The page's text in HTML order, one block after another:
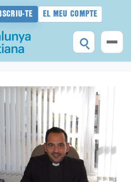
TE EL MEU COMPTE